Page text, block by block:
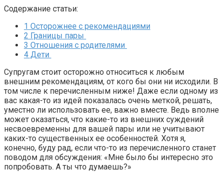
Содержание статьи:
1 Осторожнее с рекомендациями
2 Границы пары
3 Отношения с родителями
4 Дети
Супругам стоит осторожно относиться к любым
внешним рекомендациям, от кого бы они ни исходили. В
том числе к перечисленным ниже! Даже если одному из
вас какая-то из идей показалась очень меткой, решать,
уместно ли использовать ее, важно вместе. Ведь вполне
может оказаться, что какие-то из внешних суждений
несвоевременны для вашей пары или не учитывают
каких-то существенных ее особенностей. Хотя я,
конечно, буду рад, если что-то из перечисленного станет
поводом для обсуждения: «Мне было бы интересно это
попробовать. А ты что думаешь?»